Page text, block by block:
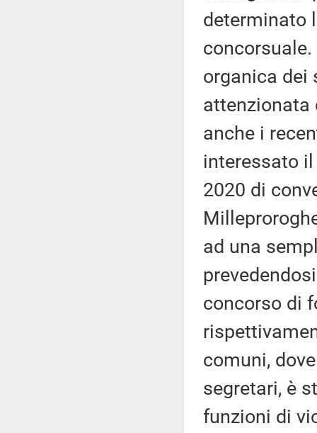
determinato
organica dei
attenzionata
anche i
interessato
2020 di
ad una
concorso di
comuni,
segretari, è
funzioni di